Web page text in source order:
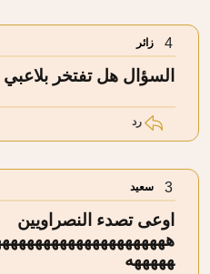
4 زائر
السؤال هل تفتخر
رد
3 سعيد
اوعى تصدء النصراويين
هههههه